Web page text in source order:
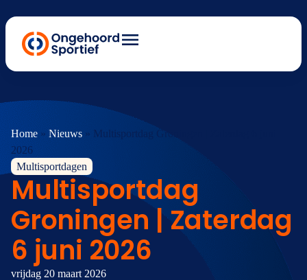
Home » Nieuws » Multisportdag Groningen | Zaterdag 6 juni
2026
Multisportdagen
Multisportdag
Groningen | Zaterdag
6 juni 2026
vrijdag 20 maart 2026